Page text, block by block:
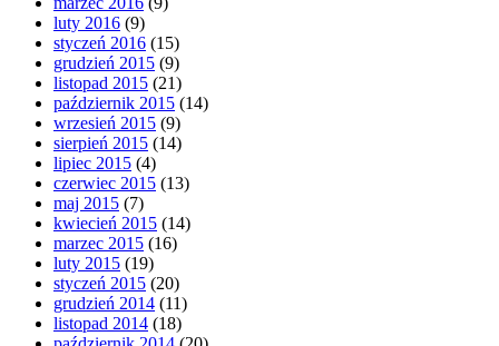
luty 2016 (9)
styczeń 2016 (15)
grudzień 2015 (9)
listopad 2015 (21)
październik 2015 (14)
wrzesień 2015 (9)
sierpień 2015 (14)
lipiec 2015 (4)
czerwiec 2015 (13)
maj 2015 (7)
kwiecień 2015 (14)
marzec 2015 (16)
luty 2015 (19)
styczeń 2015 (20)
grudzień 2014 (11)
listopad 2014 (18)